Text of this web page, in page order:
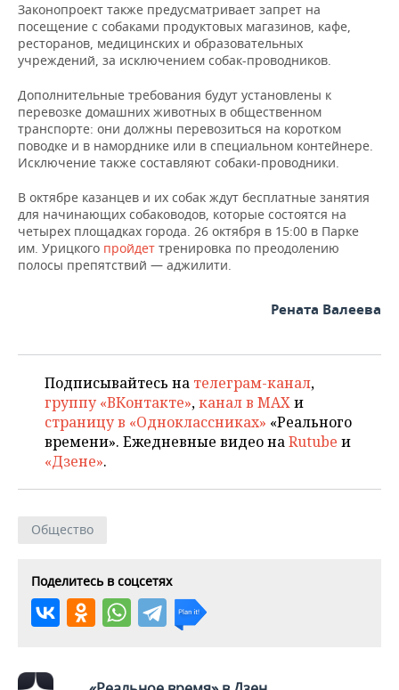
Законопроект также предусматривает запрет на
посещение с собаками продуктовых магазинов, кафе,
ресторанов, медицинских и образовательных
учреждений, за исключением собак-проводников.
Дополнительные требования будут установлены к
перевозке домашних животных в общественном
транспорте: они должны перевозиться на коротком
поводке и в наморднике или в специальном контейнере.
Исключение также составляют собаки-проводники.
В октябре казанцев и их собак ждут бесплатные занятия
для начинающих собаководов, которые состоятся на
четырех площадках города. 26 октября в 15:00 в Парке
им. Урицкого пройдет тренировка по преодолению
полосы препятствий — аджилити.
Рената Валеева
Подписывайтесь на телеграм-канал,
группу «ВКонтакте»,канал в MAXи
страницу в «Одноклассниках» «Реального
времени». Ежедневные видео наRutube и
«Дзене».
Общество
Поделитесь в соцсетях